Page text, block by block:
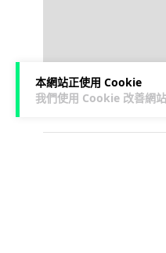
本網站正使用 Cookie
我們使用 Cookie 改善網